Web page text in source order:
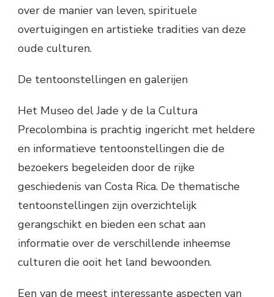
over de manier van leven, spirituele
overtuigingen en artistieke tradities van deze
oude culturen.
De tentoonstellingen en galerijen
Het Museo del Jade y de la Cultura
Precolombina is prachtig ingericht met heldere
en informatieve tentoonstellingen die de
bezoekers begeleiden door de rijke
geschiedenis van Costa Rica. De thematische
tentoonstellingen zijn overzichtelijk
gerangschikt en bieden een schat aan
informatie over de verschillende inheemse
culturen die ooit het land bewoonden.
Een van de meest interessante aspecten van